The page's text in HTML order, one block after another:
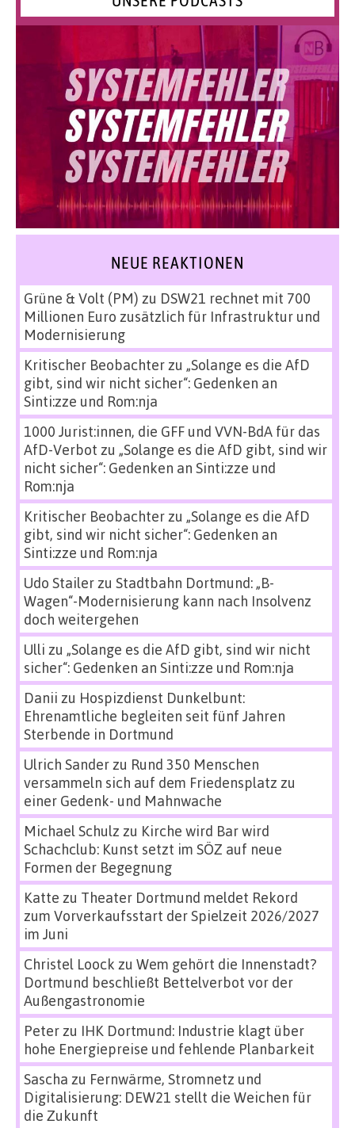
NEUE REAKTIONEN
Grüne & Volt (PM) zu DSW21 rechnet mit 700
Millionen Euro zusätzlich für Infrastruktur und
Modernisierung
Kritischer Beobachterzu „Solange es die AfD
gibt, sind wir nicht sicher“: Gedenken an
Sinti:zze und Rom:nja
1000 Jurist:innen, die GFF und VVN-BdA für das
AfD-Verbot zu „Solange es die AfD gibt, sind wir
nicht sicher“: Gedenken an Sinti:zze und
Rom:nja
Kritischer Beobachterzu „Solange es die AfD
gibt, sind wir nicht sicher“: Gedenken an
Sinti:zze und Rom:nja
Udo Stailerzu Stadtbahn Dortmund: „B-
Wagen“-Modernisierung kann nach Insolvenz
doch weitergehen
Ulli zu „Solange es die AfD gibt, sind wir nicht
sicher“: Gedenken an Sinti:zze und Rom:nja
Danii zu Hospizdienst Dunkelbunt:
Ehrenamtliche begleiten seit fünf Jahren
Sterbende in Dortmund
Ulrich Sanderzu Rund 350 Menschen
versammeln sich auf dem Friedensplatz zu
einer Gedenk- und Mahnwache
Michael Schulz zu Kirche wird Bar wird
Schachclub: Kunst setzt im SÖZ auf neue
Formen der Begegnung
Katte zu Theater Dortmund meldet Rekord
zum Vorverkaufsstart der Spielzeit 2026/2027
im Juni
Christel Loock zu Wem gehört die Innenstadt?
Dortmund beschließt Bettelverbot vor der
Außengastronomie
Peterzu IHK Dortmund: Industrie klagt über
hohe Energiepreise und fehlende Planbarkeit
Sascha zu Fernwärme, Stromnetz und
Digitalisierung: DEW21 stellt die Weichen für
die Zukunft